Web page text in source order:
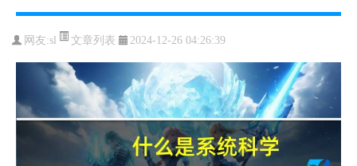
网友:sl 文章列表 2024-12-26 04:26:39